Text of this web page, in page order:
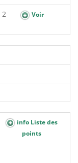
2
Voir
info Liste des
points